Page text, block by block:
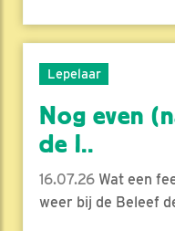
Lepelaar
Nog even
de l..
16.07.26 Wat een
weer bij de Beleef